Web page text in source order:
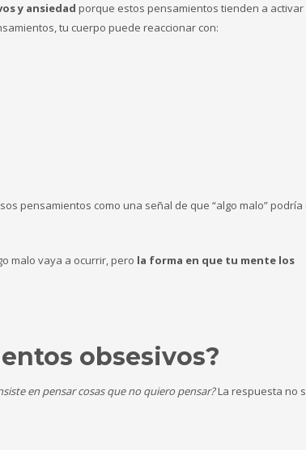
y ansiedad porque estos pensamientos tienden a activar
tu cuerpo puede reaccionar con:
pensamientos como una señal de que “algo malo”
malo vaya a ocurrir, pero la forma en que tu mente los
obsesivos?
en pensar cosas que no quiero pensar?La respuesta no